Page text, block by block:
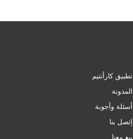
تطبيق كارأنتيم
المدونة
أسئلة وأجوبة
إتصل بنا
بيع معنا